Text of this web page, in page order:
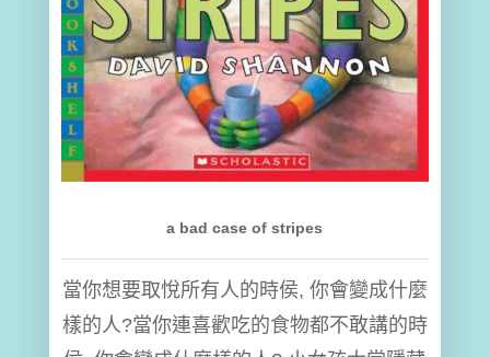
a bad case of stripes
當你想要取悅所有人的時侯, 你會變成什麼
樣的人?當你連喜歡吃的食物都不敢講的時